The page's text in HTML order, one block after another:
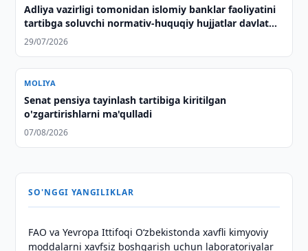
Adliya vazirligi tomonidan islomiy banklar faoliyatini
tartibga soluvchi normativ-huquqiy hujjatlar davlat
ro‘yxatidan o‘tkazildi
29/07/2026
MOLIYA
Senat pensiya tayinlash tartibiga kiritilgan
o'zgartirishlarni ma'qulladi
07/08/2026
SO'NGGI YANGILIKLAR
FAO va Yevropa Ittifoqi O‘zbekistonda xavfli kimyoviy
moddalarni xavfsiz boshqarish uchun laboratoriyalar